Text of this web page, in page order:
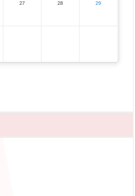
27 28 29